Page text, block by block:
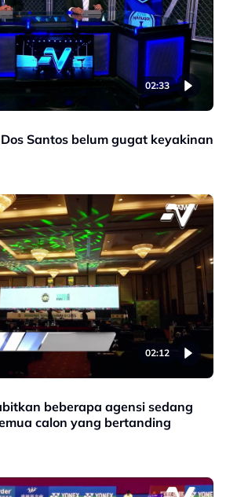
02:33
Santos belum gugat keyakinan
02:12
beberapa agensi sedang
calon yang bertanding